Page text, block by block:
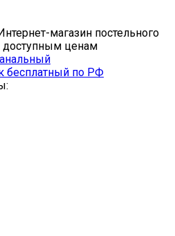
магазин постельного
доступным ценам
бесплатный по РФ